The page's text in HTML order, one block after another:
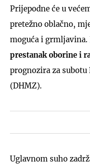
Prijepodne će u
pretežno oblačno,
moguća i grmljavina.
prestanak oborine i
prognozira za
(DHMZ).
Uglavnom suho